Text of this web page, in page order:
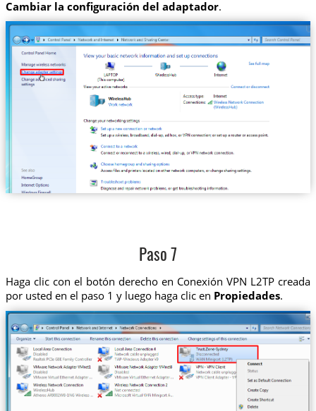
Cambiar la configuración del adaptador.
Paso 7
Haga clic con el botón derecho en Conexión VPN L2TP creada
por usted en el paso 1 y luego haga clic en Propiedades.